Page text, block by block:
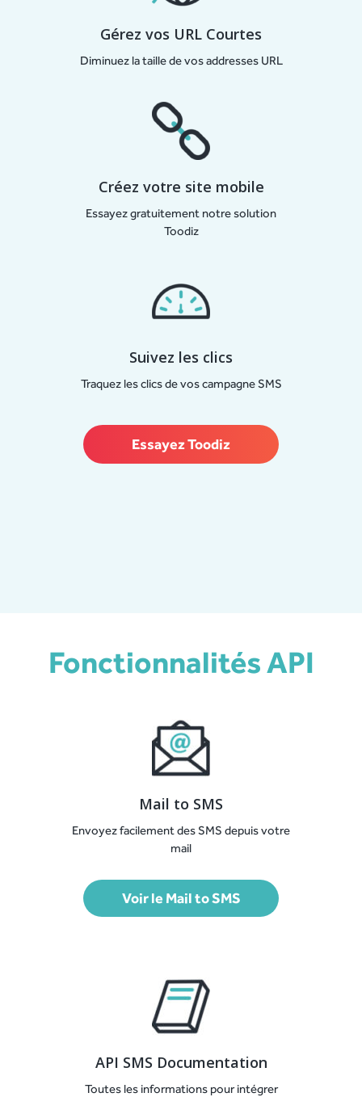
Gérez vos URL Courtes
Diminuez la taille de vos addresses URL
Créez votre site mobile
Essayez gratuitement notre solution
Toodiz
Suivez les clics
Traquez les clics de vos campagne SMS
Essayez Toodiz
Fonctionnalités API
Mail to SMS
Envoyez facilement des SMS depuis votre
mail
Voir le Mail to SMS
API SMS Documentation
Toutes les informations pour intégrer